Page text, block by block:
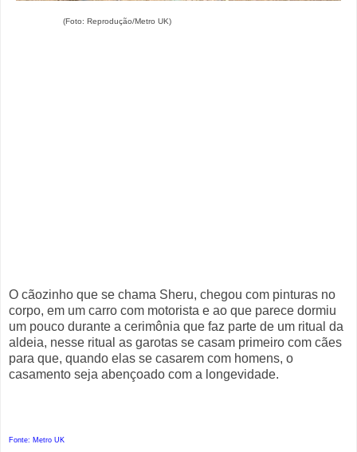
(Foto: Reprodução/Metro UK)
O cãozinho que se chama Sheru, chegou com pinturas no
corpo, em um carro com motorista e ao que parece dormiu
um pouco durante a cerimônia que faz parte de um ritual da
aldeia, nesse ritual as garotas se casam primeiro com cães
para que, quando elas se casarem com homens, o
casamento seja abençoado com a longevidade.
Fonte: Metro UK